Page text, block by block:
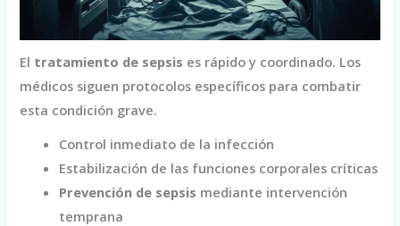
El tratamiento de sepsis es rápido y coordinado. Los
médicos siguen protocolos específicos para combatir
esta condición grave.
Control inmediato de la infección
Estabilización de las funciones corporales críticas
Prevención de sepsis mediante intervención
temprana